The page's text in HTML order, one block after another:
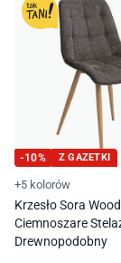
-10% Z GAZETKI
+5 kolorów
Krzesło Sora
Ciemnoszare
Drewnopodobny